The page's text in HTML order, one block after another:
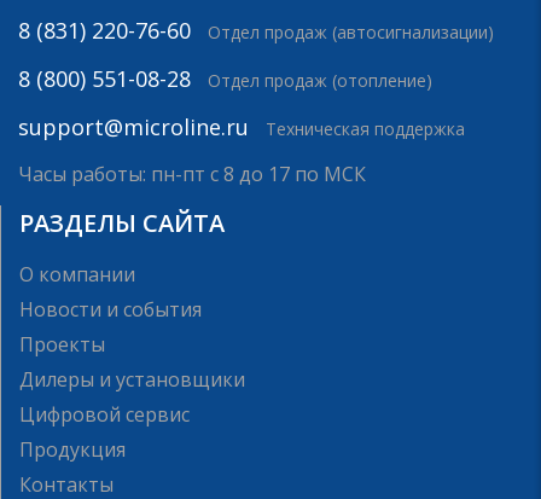
8 (831) 220-76-60 Отдел продаж (автосигнализации)
8 (800) 551-08-28 Отдел продаж (отопление)
support@microline.ru Техническая поддержка
Часы работы: пн-пт с 8 до 17 по МСК
РАЗДЕЛЫ САЙТА
О компании
Новости и события
Проекты
Дилеры и установщики
Цифровой сервис
Продукция
Контакты